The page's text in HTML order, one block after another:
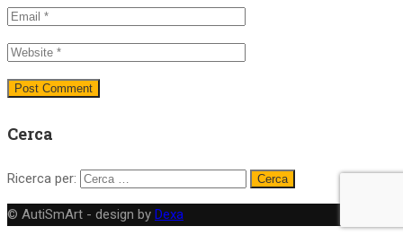
Cerca
Ricerca per:
© AutiSmArt - design by Dexa